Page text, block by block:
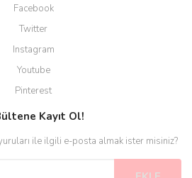
Facebook
Twitter
Instagram
Youtube
Pinterest
Kayıt Ol!
ile ilgili e-posta almak ister misiniz?